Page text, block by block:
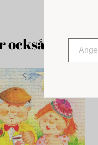
också tittat på